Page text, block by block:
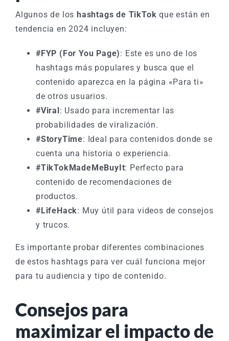
Algunos de los hashtags de TikTok que están en
tendencia en 2024 incluyen:
#FYP (For You Page): Este es uno de los
hashtags más populares y busca que el
contenido aparezca en la página «Para ti»
de otros usuarios.
#Viral : Usado para incrementar las
probabilidades de viralización.
#StoryTime: Ideal para contenidos donde se
cuenta una historia o experiencia.
#TikTokMadeMeBuyIt: Perfecto para
contenido de recomendaciones de
productos.
#LifeHack: Muy útil para videos de consejos
y trucos.
Es importante probar diferentes combinaciones
de estos hashtags para ver cuál funciona mejor
para tu audiencia y tipo de contenido.
Consejos para
maximizar el impacto de